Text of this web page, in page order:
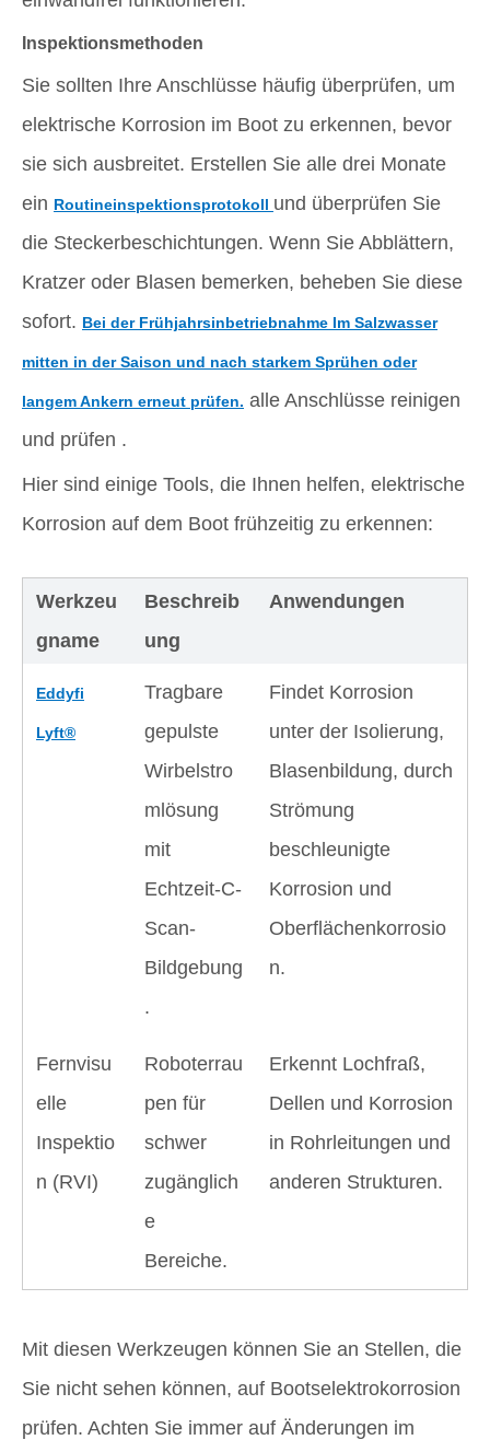
Inspektionsmethoden
Sie sollten Ihre Anschlüsse häufig überprüfen, um
elektrische Korrosion im Boot zu erkennen, bevor
sie sich ausbreitet. Erstellen Sie alle drei Monate
ein Routineinspektionsprotokoll und überprüfen Sie
die Steckerbeschichtungen. Wenn Sie Abblättern,
Kratzer oder Blasen bemerken, beheben Sie diese
sofort. Bei der Frühjahrsinbetriebnahme Im Salzwasser
mitten in der Saison und nach starkem Sprühen oder
langem Ankern erneut prüfen. alle Anschlüsse reinigen
und prüfen .
Hier sind einige Tools, die Ihnen helfen, elektrische
Korrosion auf dem Boot frühzeitig zu erkennen:
Werkzeu
gname
Beschreib
ung
Anwendungen
Eddyfi
Lyft®
Tragbare
gepulste
Wirbelstro
mlösung
mit
Echtzeit-C-
Scan-
Bildgebung
.
Findet Korrosion
unter der Isolierung,
Blasenbildung, durch
Strömung
beschleunigte
Korrosion und
Oberflächenkorrosio
n.
Fernvisu
elle
Inspektio
n (RVI)
Roboterrau
pen für
schwer
zugänglich
e
Bereiche.
Erkennt Lochfraß,
Dellen und Korrosion
in Rohrleitungen und
anderen Strukturen.
Mit diesen Werkzeugen können Sie an Stellen, die
Sie nicht sehen können, auf Bootselektrokorrosion
prüfen. Achten Sie immer auf Änderungen im